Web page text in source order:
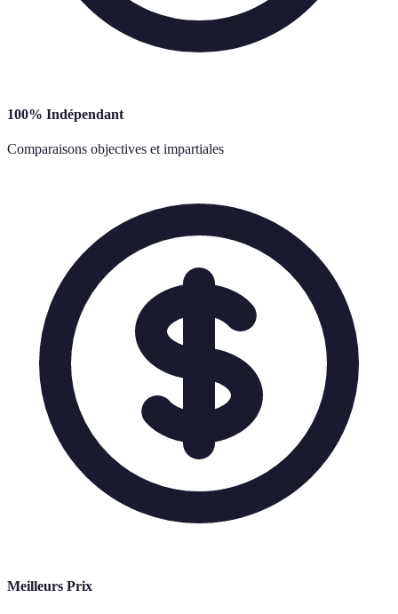
100% Indépendant
Comparaisons objectives et impartiales
Meilleurs Prix